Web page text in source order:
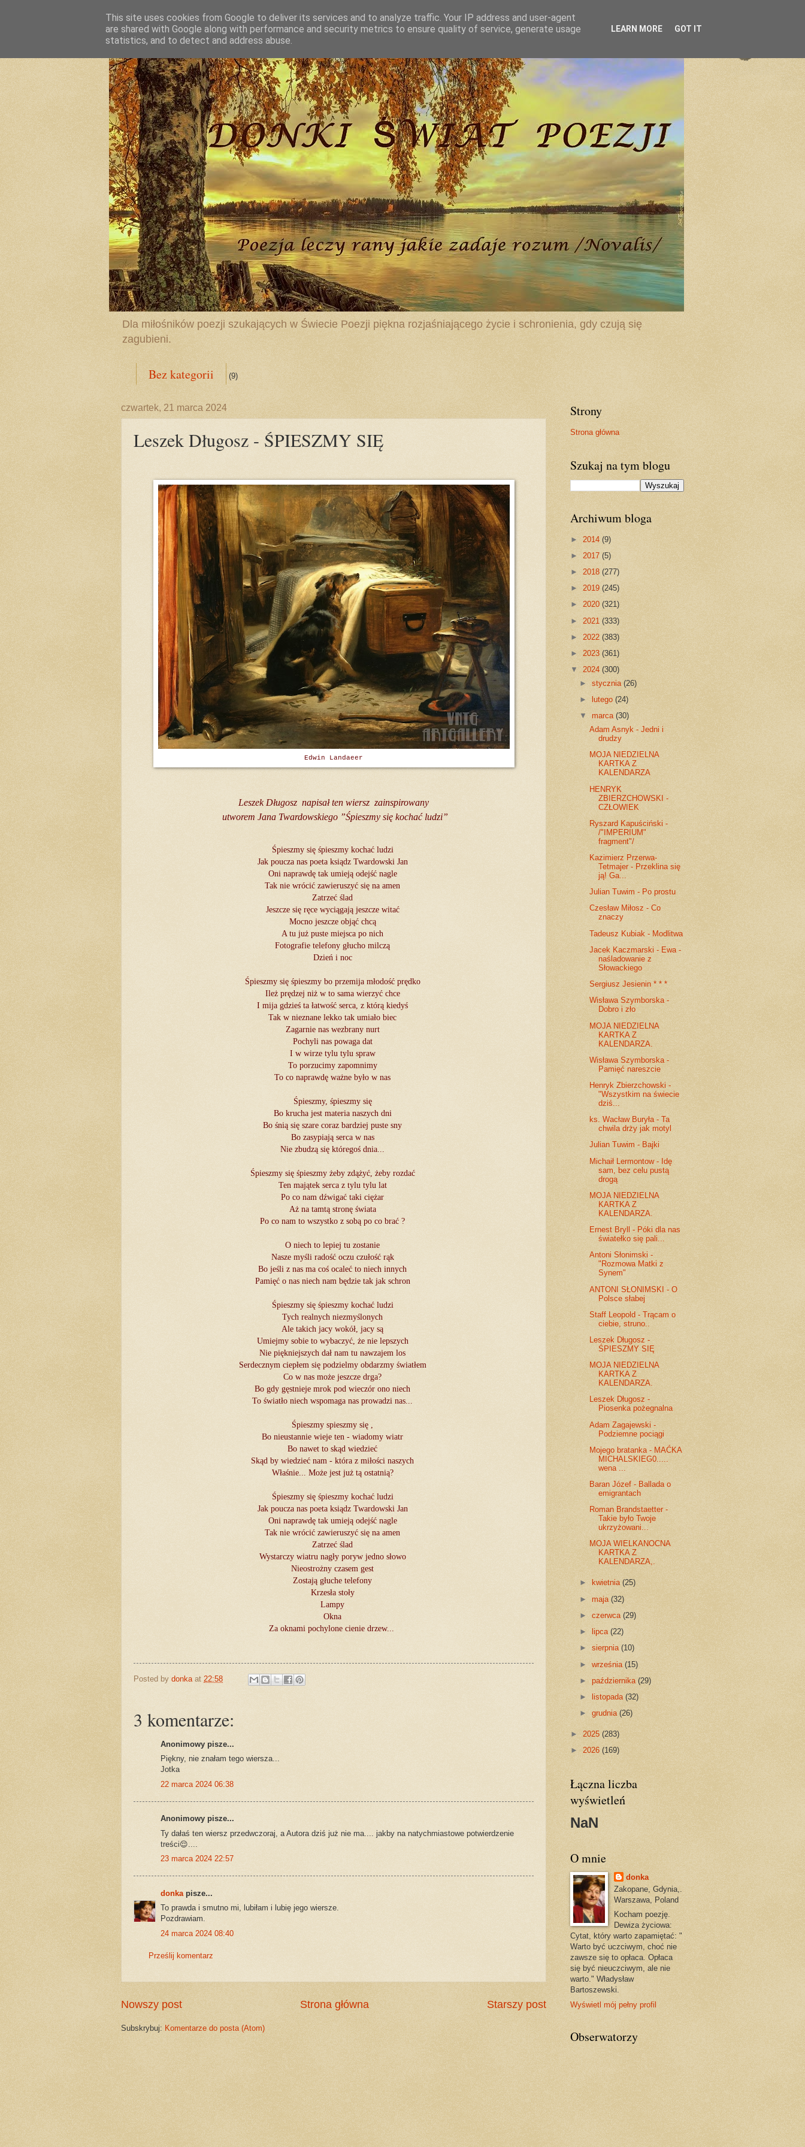
Dla miłośników poezji szukających w Świecie Poezji piękna rozjaśniającego życie i schronienia, gdy czują się
zagubieni.
Bez kategorii (9)
czwartek, 21 marca 2024
Leszek Długosz - ŚPIESZMY SIĘ
Edwin Landaeer
Leszek Długosz napisał ten wiersz zainspirowany
utworem Jana Twardowskiego ”Śpieszmy się kochać ludzi”
Śpieszmy się śpieszmy kochać ludzi
Jak poucza nas poeta ksiądz Twardowski Jan
Oni naprawdę tak umieją odejść nagle
Tak nie wrócić zawieruszyć się na amen
Zatrzeć ślad
Jeszcze się ręce wyciągają jeszcze witać
Mocno jeszcze objąć chcą
A tu już puste miejsca po nich
Fotografie telefony głucho milczą
Dzień i noc
Śpieszmy się śpieszmy bo przemija młodość prędko
Ileż prędzej niż w to sama wierzyć chce
I mija gdzieś ta łatwość serca, z którą kiedyś
Tak w nieznane lekko tak umiało biec
Zagarnie nas wezbrany nurt
Pochyli nas powaga dat
I w wirze tylu tylu spraw
To porzucimy zapomnimy
To co naprawdę ważne było w nas
Śpieszmy, śpieszmy się
Bo krucha jest materia naszych dni
Bo śnią się szare coraz bardziej puste sny
Bo zasypiają serca w nas
Nie zbudzą się któregoś dnia...
Śpieszmy się śpieszmy żeby zdążyć, żeby rozdać
Ten majątek serca z tylu tylu lat
Po co nam dźwigać taki ciężar
Aż na tamtą stronę świata
Po co nam to wszystko z sobą po co brać ?
O niech to lepiej tu zostanie
Nasze myśli radość oczu czułość rąk
Bo jeśli z nas ma coś ocaleć to niech innych
Pamięć o nas niech nam będzie tak jak schron
Śpieszmy się śpieszmy kochać ludzi
Tych realnych niezmyślonych
Ale takich jacy wokół, jacy są
Umiejmy sobie to wybaczyć, że nie lepszych
Nie piękniejszych dał nam tu nawzajem los
Serdecznym ciepłem się podzielmy obdarzmy światłem
Co w nas może jeszcze drga?
Bo gdy gęstnieje mrok pod wieczór ono niech
To światło niech wspomaga nas prowadzi nas...
Śpieszmy spieszmy się ,
Bo nieustannie wieje ten - wiadomy wiatr
Bo nawet to skąd wiedzieć
Skąd by wiedzieć nam - która z miłości naszych
Właśnie... Może jest już tą ostatnią?
Śpieszmy się śpieszmy kochać ludzi
Jak poucza nas poeta ksiądz Twardowski Jan
Oni naprawdę tak umieją odejść nagle
Tak nie wrócić zawieruszyć się na amen
Zatrzeć ślad
Wystarczy wiatru nagły poryw jedno słowo
Nieostrożny czasem gest
Zostają głuche telefony
Krzesła stoły
Lampy
Okna
Za oknami pochylone cienie drzew...
Posted by donka at 22:58
3 komentarze:
Anonimowy pisze...
Piękny, nie znałam tego wiersza...
Jotka
22 marca 2024 06:38
Anonimowy pisze...
Ty dałaś ten wiersz przedwczoraj, a Autora dziś już nie ma.... jakby na natychmiastowe potwierdzenie
treści😌....
23 marca 2024 22:57
donka pisze...
To prawda i smutno mi, lubiłam i lubię jego wiersze.
Pozdrawiam.
24 marca 2024 08:40
Prześlij komentarz
Nowszy post Starszy post
Strona główna
Subskrybuj: Komentarze do posta (Atom)
Strony
Strona główna
Szukaj na tym blogu
Archiwum bloga
► 2014 (9)
► 2017 (5)
► 2018 (277)
► 2019 (245)
► 2020 (321)
► 2021 (333)
► 2022 (383)
► 2023 (361)
▼ 2024 (300)
►stycznia(26)
►
lutego(24)
▼marca(30)
Adam Asnyk - Jedni i
drudzy
MOJA NIEDZIELNA
KARTKA Z
KALENDARZA
HENRYK
ZBIERZCHOWSKI -
CZŁOWIEK
Ryszard Kapuściński -
/"IMPERIUM"
fragment"/
Kazimierz Przerwa-
Tetmajer - Przeklina się
ją! Ga...
Julian Tuwim - Po prostu
Czesław Miłosz - Co
znaczy
Tadeusz Kubiak - Modlitwa
Jacek Kaczmarski - Ewa -
naśladowanie z
Słowackiego
Sergiusz Jesienin * * *
Wisława Szymborska -
Dobro i zło
MOJA NIEDZIELNA
KARTKA Z
KALENDARZA.
Wisława Szymborska -
Pamięć nareszcie
Henryk Zbierzchowski -
"Wszystkim na świecie
dziś...
ks. Wacław Buryła - Ta
chwila drży jak motyl
Julian Tuwim - Bajki
Michaił Lermontow - Idę
sam, bez celu pustą
drogą
MOJA NIEDZIELNA
KARTKA Z
KALENDARZA.
Ernest Bryll - Póki dla nas
światełko się pali...
Antoni Słonimski -
"Rozmowa Matki z
Synem"
ANTONI SŁONIMSKI - O
Polsce słabej
Staff Leopold - Trącam o
ciebie, struno..
Leszek Długosz -
ŚPIESZMY SIĘ
MOJA NIEDZIELNA
KARTKA Z
KALENDARZA.
Leszek Długosz -
Piosenka pożegnalna
Adam Zagajewski -
Podziemne pociągi
Mojego bratanka - MAĆKA
MICHALSKIEG0.....
wena ...
Baran Józef - Ballada o
emigrantach
Roman Brandstaetter -
Takie było Twoje
ukrzyżowani...
MOJA WIELKANOCNA
KARTKA Z
KALENDARZA,.
► kwietnia(25)
► maja(32)
►czerwca(29)
►
lipca(22)
►sierpnia(10)
►września(15)
►października(29)
►
listopada(32)
►grudnia(26)
► 2025 (283)
► 2026 (169)
Łączna liczba
wyświetleń
NaN
O mnie
donka
Zakopane, Gdynia,.
Warszawa, Poland
Kocham poezję.
Dewiza życiowa:
Cytat, który warto zapamiętać: "
Warto być uczciwym, choć nie
zawsze się to opłaca. Opłaca
się być nieuczciwym, ale nie
warto." Władysław
Bartoszewski.
Wyświetl mój pełny profil
Obserwatorzy
This site uses cookies from Google to deliver its services and to analyze traffic. Your IP address and user-agent
are shared with Google along with performance and security metrics to ensure quality of service, generate usage
statistics, and to detect and address abuse.
LEARN MORE GOT IT